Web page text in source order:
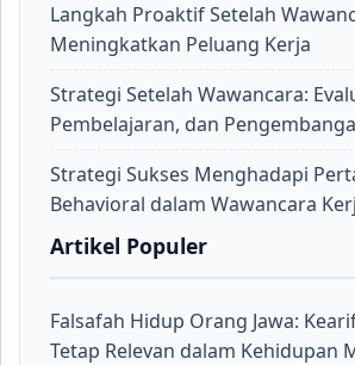
Langkah Proaktif Setelah
Meningkatkan Peluang Kerja
Strategi Setelah Wawancara:
Pembelajaran, dan
Strategi Sukses Menghadapi
Behavioral dalam Wawancara
Artikel Populer
Falsafah Hidup Orang Jawa:
Tetap Relevan dalam Kehidupan